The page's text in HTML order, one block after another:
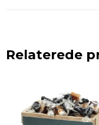
Relaterede